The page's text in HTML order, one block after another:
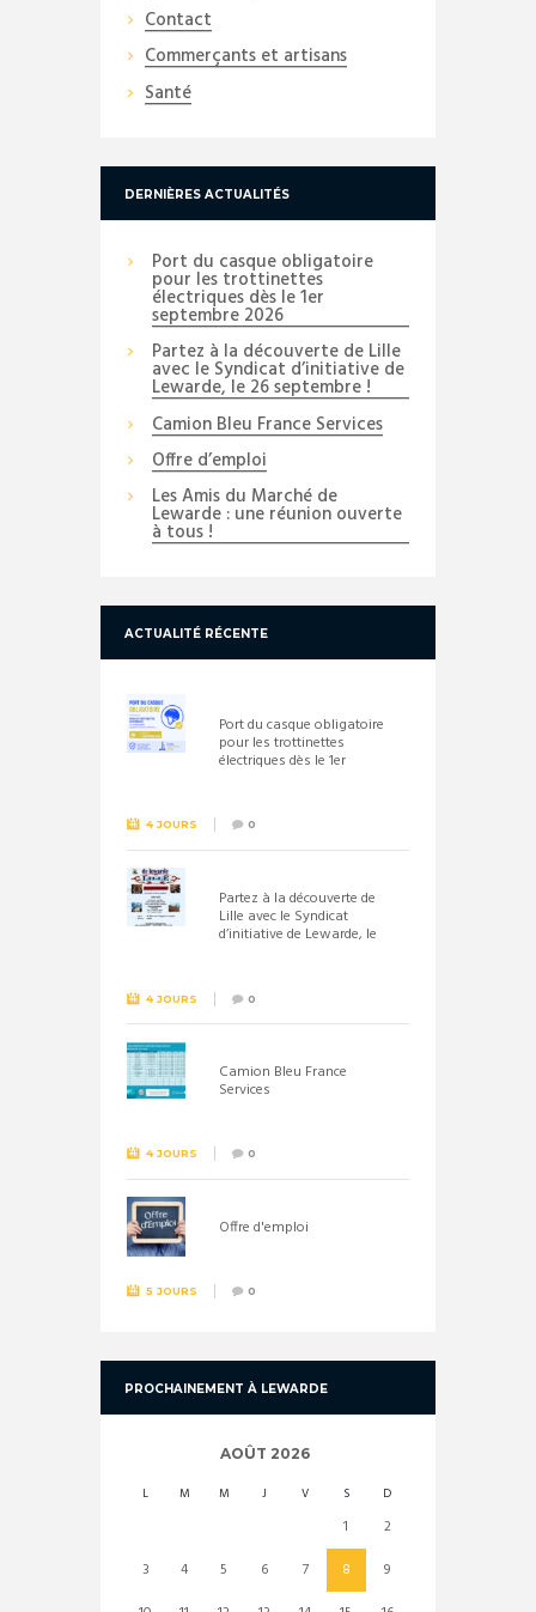
Contact
Commerçants et artisans
Santé
DERNIÈRES ACTUALITÉS
Port du casque obligatoire
pour les trottinettes
électriques dès le 1er
septembre 2026
Partez à la découverte de Lille
avec le Syndicat d’initiative de
Lewarde, le 26 septembre !
Camion Bleu France Services
Offre d’emploi
Les Amis du Marché de
Lewarde : une réunion ouverte
à tous !
ACTUALITÉ RÉCENTE
Port du casque obligatoire
pour les trottinettes
électriques dès le 1er
4 JOURS 0
Partez à la découverte de
Lille avec le Syndicat
d’initiative de Lewarde, le
4 JOURS 0
Camion Bleu France
Services
4 JOURS 0
Offre d'emploi
5 JOURS 0
PROCHAINEMENT À LEWARDE
AOÛT 2026
L M M J V S D
1
2
3
4 5 6 7 8
9